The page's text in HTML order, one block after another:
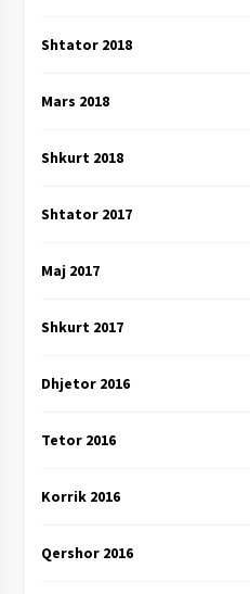
Shtator 2018
Mars 2018
Shkurt 2018
Shtator 2017
Maj 2017
Shkurt 2017
Dhjetor 2016
Tetor 2016
Korrik 2016
Qershor 2016